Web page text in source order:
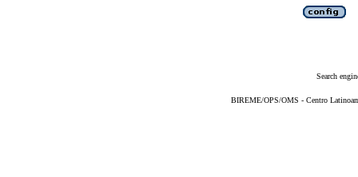
Search
BIREME/OPS/OMS - Centro